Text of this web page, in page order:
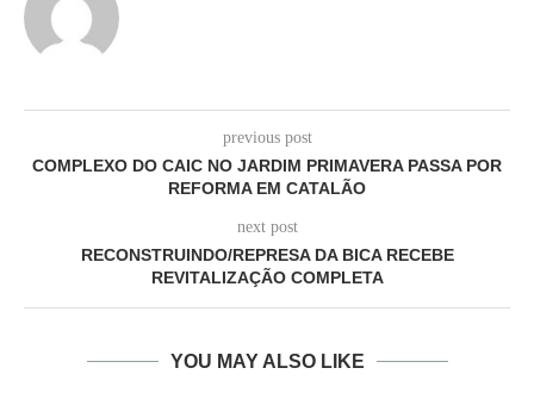
previous post
COMPLEXO DO CAIC NO JARDIM PRIMAVERA PASSA POR
REFORMA EM CATALÃO
next post
RECONSTRUINDO/REPRESA DA BICA RECEBE
REVITALIZAÇÃO COMPLETA
YOU MAY ALSO LIKE